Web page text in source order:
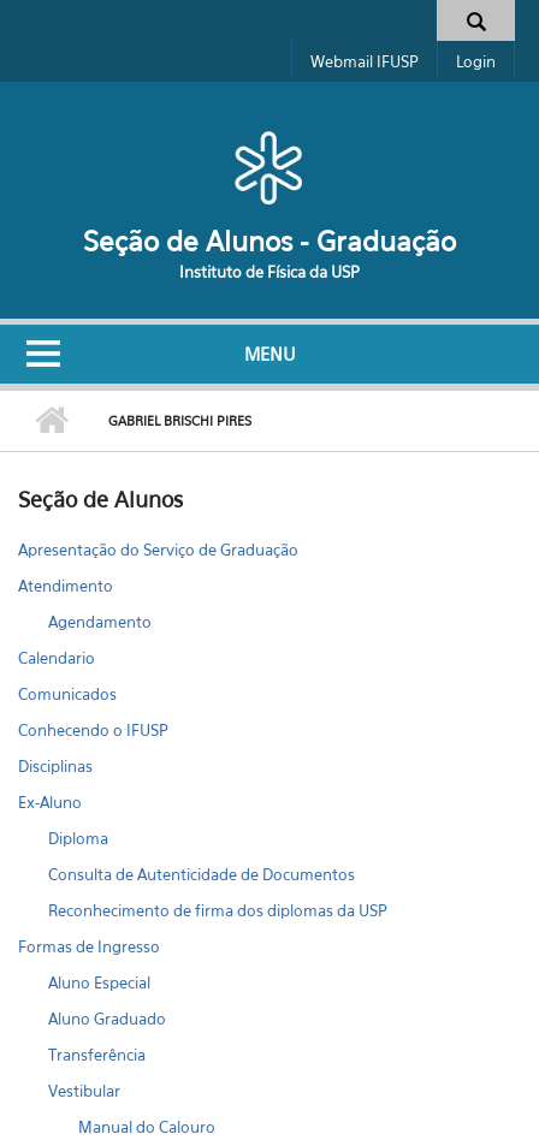
Formulário de busca
Webmail IFUSP Login
Seção de Alunos - Graduação
Instituto de Física da USP
MENU
GABRIEL BRISCHI PIRES
Seção de Alunos
Apresentação do Serviço de Graduação
Atendimento
Agendamento
Calendario
Comunicados
Conhecendo o IFUSP
Disciplinas
Ex-Aluno
Diploma
Consulta de Autenticidade de Documentos
Reconhecimento de firma dos diplomas da USP
Formas de Ingresso
Aluno Especial
Aluno Graduado
Transferência
Vestibular
Manual do Calouro